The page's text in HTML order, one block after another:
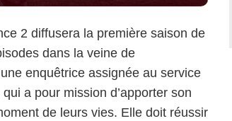
2 diffusera la première saison de
dans la veine de
enquêtrice assignée au service
a pour mission d’apporter son
de leurs vies. Elle doit réussir